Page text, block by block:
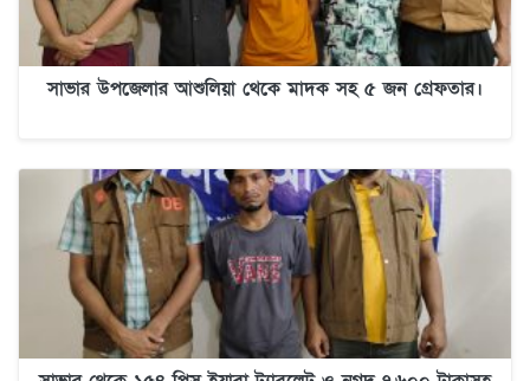
সাভার উপজেলার আশুলিয়া থেকে মাদক সহ ৫ জন গ্রেফতার।